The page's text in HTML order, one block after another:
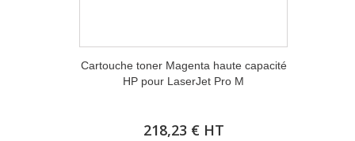
Cartouche toner Magenta haute capacité
HP pour LaserJet Pro M
218,23 € HT